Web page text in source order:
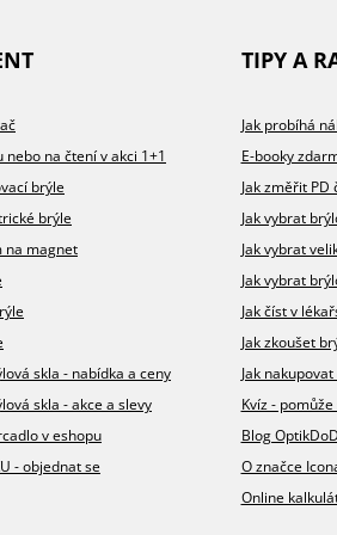
nebo na čtení v akci 1+1
brýle
brýle
na magnet
skla - nabídka a ceny
skla - akce a slevy
v eshopu
- objednat se
TIPY A
Jak probíhá
E-booky
Jak změřit PD
Jak vybrat
Jak vybrat
Jak vybrat
Jak číst v
Jak zkoušet
Jak
Kvíz -
Blog
O značce
Online